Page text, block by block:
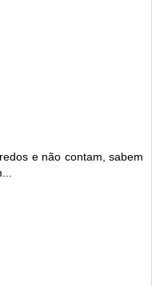
e não contam, sabem